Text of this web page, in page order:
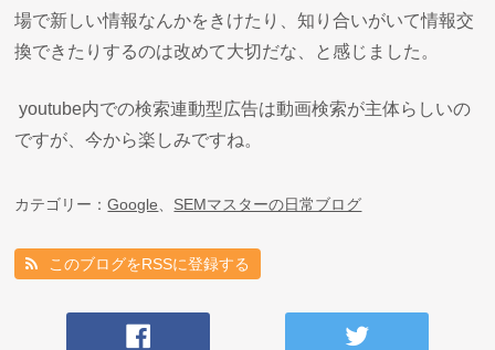
場で新しい情報なんかをきけたり、知り合いがいて情報交
換できたりするのは改めて大切だな、と感じました。
youtube内での検索連動型広告は動画検索が主体らしいの
ですが、今から楽しみですね。
カテゴリー：Google SEMマスターの日常ブログ
このブログをRSSに登録する